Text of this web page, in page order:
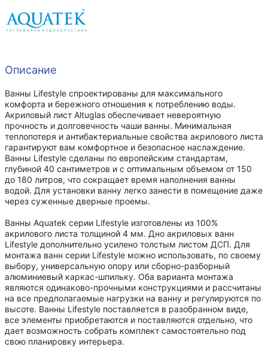
Описание
Ванны Lifestyle спроектированы для максимального
комфорта и бережного отношения к потреблению воды.
Акриловый лист Altuglas обеспечивает невероятную
прочность и долговечность чаши ванны. Минимальная
теплопотеря и антибактериальные свойства акрилового листа
гарантируют вам комфортное и безопасное наслаждение.
Ванны Lifestyle сделаны по европейским стандартам,
глубиной 40 сантиметров и с оптимальным объемом от 150
до 180 литров, что сокращает время наполнения ванны
водой. Для установки ванну легко занести в помещение даже
через суженные дверные проемы.
Ванны Aquatek серии Lifestyle изготовлены из 100%
акрилового листа толщиной 4 мм. Дно акриловых ванн
Lifestyle дополнительно усилено толстым листом ДСП. Для
монтажа ванн серии Lifestyle можно использовать, по своему
выбору, универсальную опору или сборно-разборный
алюминиевый каркас-шпильку. Оба варианта монтажа
являются одинаково-прочными конструкциями и рассчитаны
на все предполагаемые нагрузки на ванну и регулируются по
высоте. Ванны Lifestyle поставляется в разобранном виде,
все элементы приобретаются и поставляются отдельно, что
дает возможность собрать комплект самостоятельно под
свою планировку интерьера.